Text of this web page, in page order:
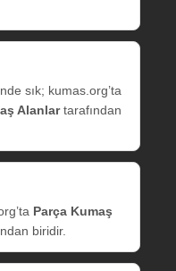
sık; kumas.org’ta
Alanlartarafından
Parça Kumaş
biridir.